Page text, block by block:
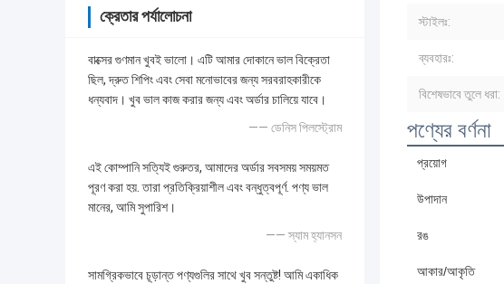
ক্রেতার পর্যালোচনা
বাক্সের গুণমান খুবই ভালো। এটি আমার দোকানে ভাল বিক্রেতা
ছিল, দ্রুত শিপিং এবং সেবা মনোভাবের জন্য সরবরাহকারীকে
ধন্যবাদ। খুব ভাল কাজ করার জন্য এবং অর্ডার চালিয়ে যাবে।
—— ডেনিস পিলস্ট্রোম
এই কোম্পানি সত্যিই গুরুতর, আমাদের অর্ডার সবসময় সময়মত
পূরণ করা হয়. তারা প্রতিক্রিয়াশীল এবং বন্ধুত্বপূর্ণ. পণ্য ভাল
মানের, আমি সুপারিশ।
—— স্যাম হ্যানসন
সামগ্রিকভাবে চূড়ান্ত পণ্যগুলির সাথে খুব সন্তুষ্ট! আমি একাধিক
স্টাইলঃ:
ব্যবহারঃ:
বিশেষভাবে তুলে ধরা:
পণ্যের বর্ণনা
প্রয়োগ
উপাদান
রঙ
আকার/আকৃতি